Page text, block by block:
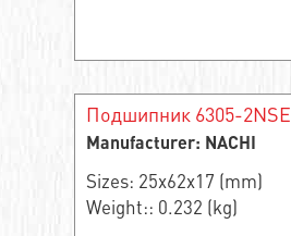
Подшипник 6305-2NSE
Manufacturer: NACHI
Sizes: 25x62x17 (mm)
Weight:: 0.232 (kg)